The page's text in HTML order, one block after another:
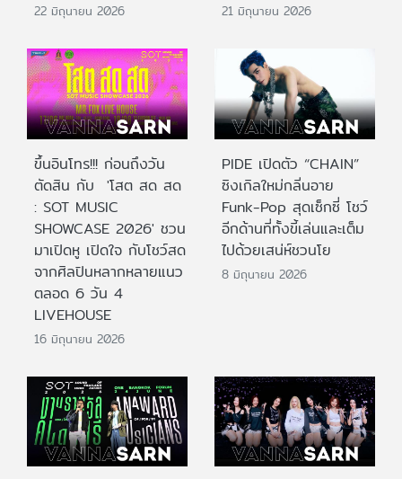
22 มิถุนายน 2026 21 มิถุนายน 2026
ขึ้นอินโทร!!! ก่อนถึงวัน
ตัดสิน กับ 'โสต สด สด
: SOT MUSIC
SHOWCASE 2026' ชวน
มาเปิดหู เปิดใจ กับโชว์สด
จากศิลปินหลากหลายแนว
ตลอด 6 วัน 4
LIVEHOUSE
16 มิถุนายน 2026
PIDE เปิดตัว “CHAIN”
ซิงเกิลใหม่กลิ่นอาย
Funk-Pop สุดเซ็กซี่ โชว์
อีกด้านที่ทั้งขี้เล่นและเต็ม
ไปด้วยเสน่ห์ชวนโย
8 มิถุนายน 2026